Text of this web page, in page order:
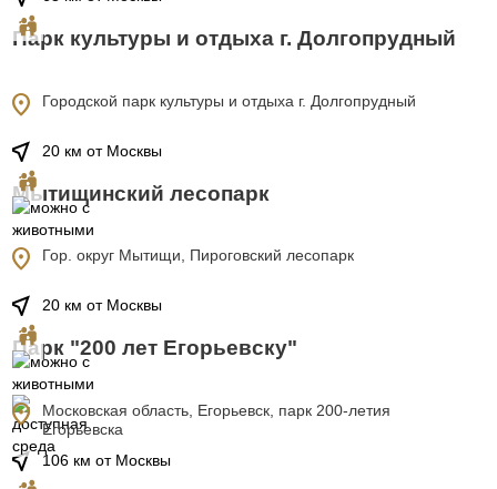
Парк культуры и отдыха г. Долгопрудный
location_on Городской парк культуры и отдыха г. Долгопрудный
near_me 20 км от Москвы
Мытищинский лесопарк
location_on Гор. округ Мытищи, Пироговский лесопарк
near_me 20 км от Москвы
Парк "200 лет Егорьевску"
location_on Московская область, Егорьевск, парк 200-летия
Егорьевска
near_me 106 км от Москвы